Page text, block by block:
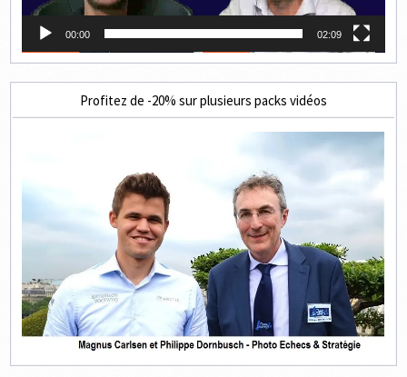
00:00 02:09
Profitez de -20% sur plusieurs packs vidéos